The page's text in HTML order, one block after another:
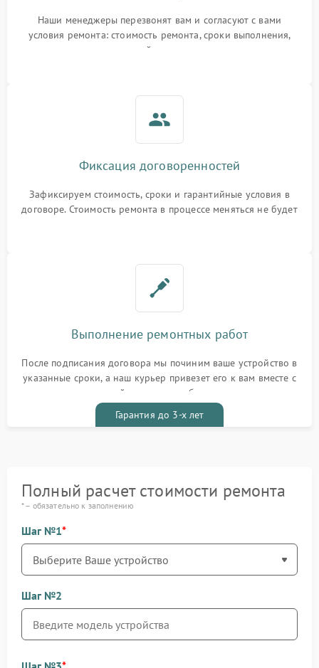
Наши менеджеры перезвонят вам и согласуют с вами
условия ремонта: стоимость ремонта, сроки выполнения,
гарантийные условия
Фиксация договоренностей
Зафиксируем стоимость, сроки и гарантийные условия в
договоре. Стоимость ремонта в процессе меняться не будет
Выполнение ремонтных работ
После подписания договора мы починим ваше устройство в
указанные сроки, а наш курьер привезет его к вам вместе с
гарантийным талоном бесплатно
Гарантия до 3-х лет
Полный расчет стоимости ремонта
* – обязательно к заполнению
Шаг №1
Шаг №2